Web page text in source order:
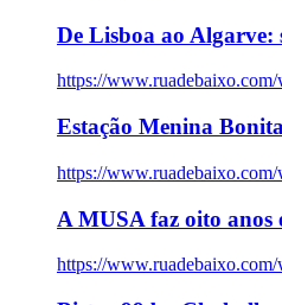
De Lisboa ao Algarve:
https://
Estação Menina
https://
A MUSA faz oito anos
https://